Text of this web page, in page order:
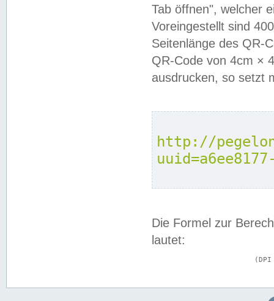
Tab öffnen", welcher
Voreingestellt sind
Seitenlänge des QR-
QR-Code von 4cm ×
ausdrucken, so setzt
http://
Die Formel zur
lautet: